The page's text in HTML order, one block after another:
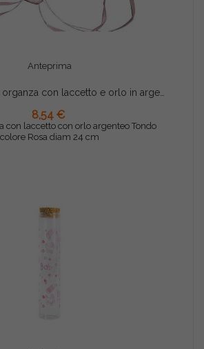
Anteprima
8,54 €
con laccetto con orlo argenteo Tondo
colore Rosa diam 24 cm
AGGIUNGI AL CARRELLO